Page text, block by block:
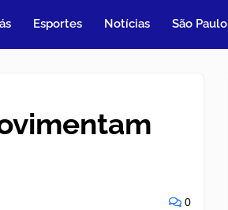
Esportes Notícias São Paulo
0